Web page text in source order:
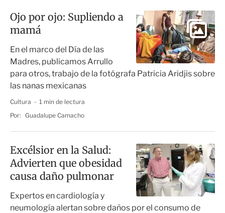
Ojo por ojo: Supliendo a
mamá
En el marco del Día de las
Madres, publicamos Arrullo
para otros, trabajo de la fotógrafa Patricia Aridjis sobre
las nanas mexicanas
Cultura
1 min de lectura
Por: Guadalupe Camacho
Excélsior en la Salud:
Advierten que obesidad
causa daño pulmonar
Expertos en cardiología y
neumología alertan sobre daños por el consumo de